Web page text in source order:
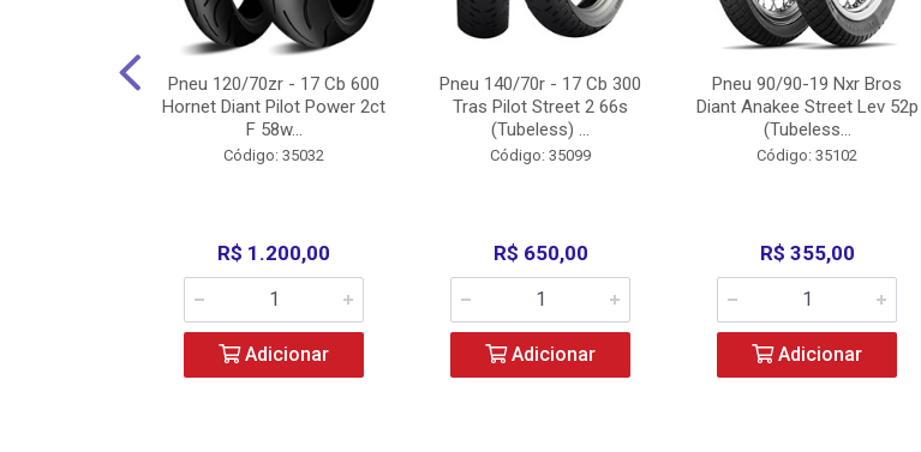
Pneu 120/70zr - 17 Cb 600
Hornet Diant Pilot Power 2ct
F 58w...
Código: 35032
R$ 1.200,00
Adicionar
Pneu 140/70r - 17 Cb 300
Tras Pilot Street 2 66s
(Tubeless) ...
Código: 35099
R$ 650,00
Adicionar
Pneu 90/90-19 Nxr Bros
Diant Anakee Street Lev 52p
(Tubeless...
Código: 35102
R$ 355,00
Adicionar